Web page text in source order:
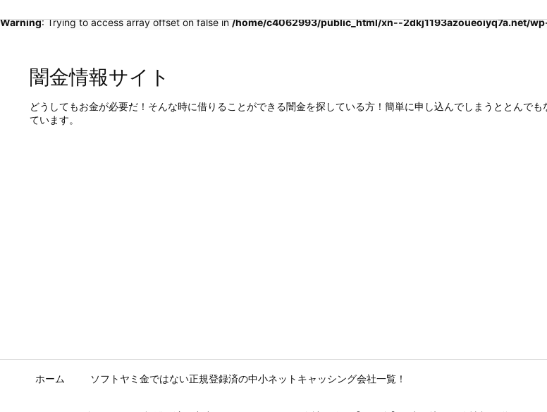
Warning: Trying to access array offset on false in/home/c4062993/public_html/xn--2dkj1193azoueoiyq7a.net/
闇金情報サイト
どうしてもお金が必要だ！そんな時に借りることができる闇金を探している方！簡単に申し込んでしまうととんで
ています。
ホーム ソフトヤミ金ではない正規登録済の中小ネットキャッシング会社一覧！